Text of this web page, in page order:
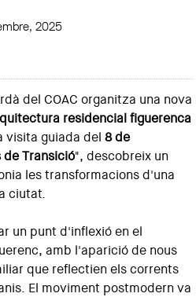
2025
del COAC organitza una nova
residencial figuerenca
visita guiada del8 de
de Transició", descobreix un
les transformacions d'una
ciutat.
un punt d'inflexió en el
amb l'aparició de nous
que reflectien els corrents
El moviment postmodern va